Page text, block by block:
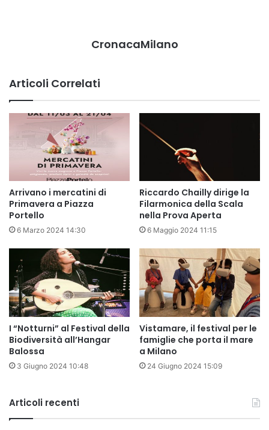
CronacaMilano
Articoli Correlati
Arrivano i mercatini di
Primavera a Piazza
Portello
6 Marzo 2024 14:30
Riccardo Chailly dirige la
Filarmonica della Scala
nella Prova Aperta
6 Maggio 2024 11:15
I “Notturni” al Festival della
Biodiversità all’Hangar
Balossa
3 Giugno 2024 10:48
Vistamare, il festival per le
famiglie che porta il mare
a Milano
24 Giugno 2024 15:09
Articoli recenti